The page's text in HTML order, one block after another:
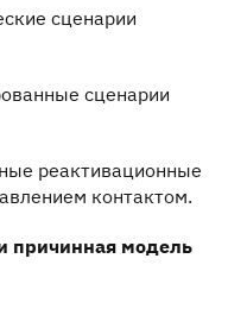
сценарии
сценарии
реактивационные
контактом.
причинная модель